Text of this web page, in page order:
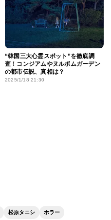
“韓国三大心霊スポット”を徹底調
査！コンジアムやヌルボムガーデン
の都市伝説、真相は？
2025/1/18 21:30
松原タニシ ホラー